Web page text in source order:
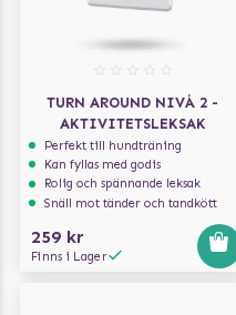
TURN AROUND NIVÅ 2 -
AKTIVITETSLEKSAK
Perfekt till hundträning
Kan fyllas med godis
Rolig och spännande leksak
Snäll mot tänder och tandkött
259 kr
Finns i Lager